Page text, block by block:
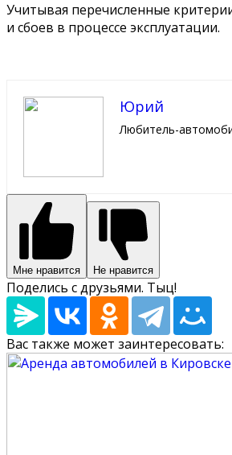
Учитывая перечисленные
и сбоев в процессе эксплуатации.
Юрий
Любитель-
Мне нравится Не нравится
Поделись с друзьями. Тыц!
Вас также может заинтересовать: